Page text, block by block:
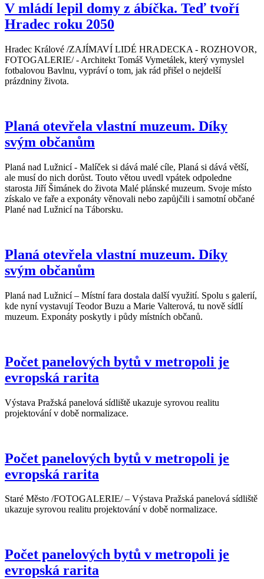
V mládí lepil domy z ábíčka. Teď tvoří
Hradec roku 2050
Hradec Králové /ZAJÍMAVÍ LIDÉ HRADECKA - ROZHOVOR,
FOTOGALERIE/ - Architekt Tomáš Vymetálek, který vymyslel
fotbalovou Bavlnu, vypráví o tom, jak rád přišel o nejdelší
prázdniny života.
Planá otevřela vlastní muzeum. Díky
svým občanům
Planá nad Lužnicí - Malíček si dává malé cíle, Planá si dává větší,
ale musí do nich dorůst. Touto větou uvedl vpátek odpoledne
starosta Jiří Šimánek do života Malé plánské muzeum. Svoje místo
získalo ve faře a exponáty věnovali nebo zapůjčili i samotní občané
Plané nad Lužnicí na Táborsku.
Planá otevřela vlastní muzeum. Díky
svým občanům
Planá nad Lužnicí – Místní fara dostala další využití. Spolu s galerií,
kde nyní vystavují Teodor Buzu a Marie Valterová, tu nově sídlí
muzeum. Exponáty poskytly i půdy místních občanů.
Počet panelových bytů v metropoli je
evropská rarita
Výstava Pražská panelová sídliště ukazuje syrovou realitu
projektování v době normalizace.
Počet panelových bytů v metropoli je
evropská rarita
Staré Město /FOTOGALERIE/ – Výstava Pražská panelová sídliště
ukazuje syrovou realitu projektování v době normalizace.
Počet panelových bytů v metropoli je
evropská rarita